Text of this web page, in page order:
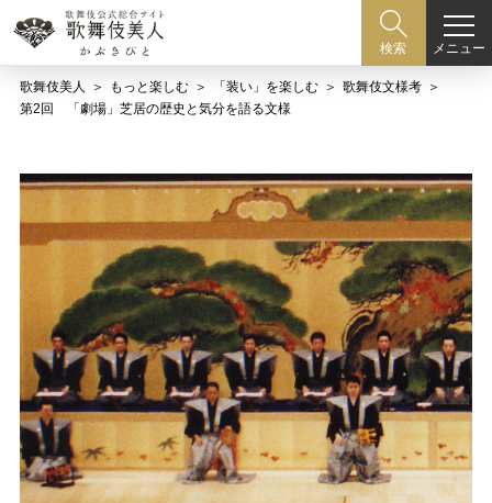
検索 メニュー
歌舞伎美人 もっと楽しむ 「装い」を楽しむ
歌舞伎文様考
第2回 「劇場」芝居の歴史と気分を語る文様